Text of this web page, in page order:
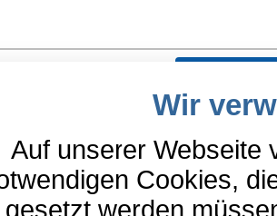
*Schulte-Hauptkatalog,
Wir
Auf unserer Webseite
Cookies,
gesetzt werden